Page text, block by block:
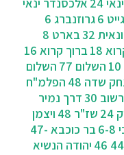
6
גרוזנברג 6
32
בארט 8
18
ברוך קרוא 16
השלום 77
השלום
שדה 48
הפלמ"ח
30
‫דרך נמיר
שז"ר 48
ויצמן
בר כוכבא 47-
יהודה הנשיא